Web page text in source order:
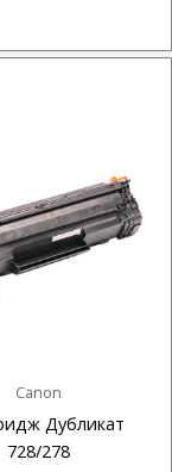
Canon
Дубликат
728/278